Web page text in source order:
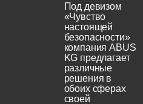
Под девизом
«Чувство
настоящей
безопасности»
компания ABUS
KG предлагает
различные
решения в
обоих сферах
своей